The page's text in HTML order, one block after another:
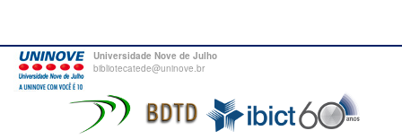
Universidade Nove de Julho
bibliotecatede@uninove.br